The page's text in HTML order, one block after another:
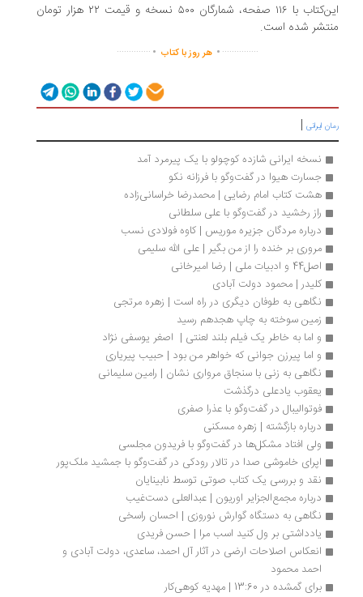
این‌کتاب با ۱۱۶ صفحه، شمارگان ۵۰۰ نسخه و قیمت ۲۲ هزار تومان
منتشر شده است.
...............
. هر روز با کتاب .
..............
رمان ایرانی |
نسخه ایرانی شازده کوچولو با یک پیرمرد آمد
جسارت هیوا در گفت‌وگو با فرزانه نکو
هشت کتاب امام رضایی | محمدرضا خراسانی‌زاده
راز رخشید در گفت‌وگو با علی سلطانی
درباره مردگان جزیره‌ موریس | کاوه فولادی نسب
مروری بر خنده را از من بگیر | علی الله سلیمی
اصل44 و ادبیات ملی | رضا امیرخانی
کلیدر | محمود دولت آبادی
نگاهی به طوفان دیگری در راه است | زهره مرتجی
زمین سوخته به چاپ هجدهم رسید
و اما به خاطر یک فیلم بلند لعنتی |  اصغر یوسفی نژاد
و اما پیرزن جوانی که خواهر من بود | حبیب پیریاری
نگاهی به زنی با سنجاق مرواری ‏نشان | رامین سلیمانی
یعقوب یادعلی درگذشت
فوتوالیبال در گفت‌وگو با عذرا صفری
درباره بازگشته | زهره مسکنی
ولی افتاد مشکل‌ها در گفت‌وگو با فریدون مجلسی
اپرای خاموشی صدا در تالار رودکی در گفت‌وگو با جمشید ملک‌پور
نقد و بررسی یک کتاب صوتی توسط نابینایان
درباره مجمع‌الجزایر اوریون | عبدالعلی دست‌غیب
نگاهی به دستگاه گوارش نوروزی | احسان راسخی
یادداشتی بر ول کنید اسب مرا | حسن فریدی
احمد محمود
برای گمشده در 13:60 | مهدیه کوهی‌کار